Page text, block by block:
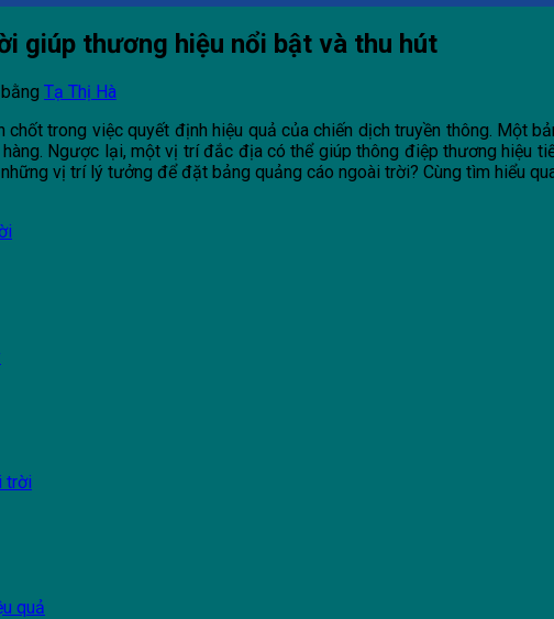
giúp thương hiệu nổi bật và thu hút
bằng Tạ Thị Hà
trong việc quyết định hiệu quả của chiến dịch truyền thông. Một
Ngược lại, một vị trí đắc địa có thể giúp thông điệp thương hiệu
vị trí lý tưởng để đặt bảng quảng cáo ngoài trời? Cùng tìm hiểu
trời
quả